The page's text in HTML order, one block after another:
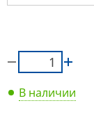
В наличии